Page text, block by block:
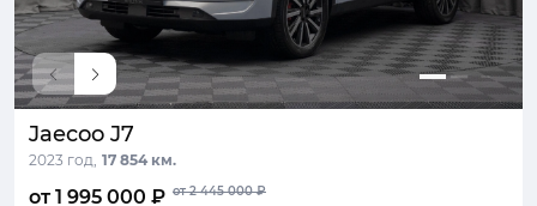
Subaru
Suzuki SWM
Tank
TENET
Toyota Volkswagen
Volvo
Voyah
Wey Zeekr
Москвич
УАЗ
Jaecoo J7
2023 год, 17 854 км.
от 1 995 000 ₽ от 2 445 000 ₽